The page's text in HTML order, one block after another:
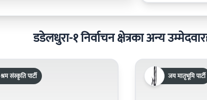
डडेलधुरा-१ निर्वाचन क्षेत्रका अन्य
श्रम संस्कृति पार्टी जय मातृभूमि पार्टी